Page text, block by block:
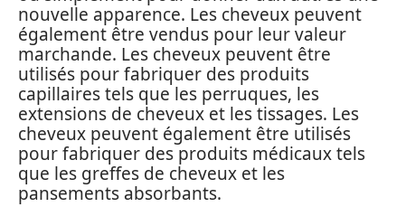
nouvelle apparence. Les cheveux peuvent
également être vendus pour leur valeur
marchande. Les cheveux peuvent être
utilisés pour fabriquer des produits
capillaires tels que les perruques, les
extensions de cheveux et les tissages. Les
cheveux peuvent également être utilisés
pour fabriquer des produits médicaux tels
que les greffes de cheveux et les
pansements absorbants.